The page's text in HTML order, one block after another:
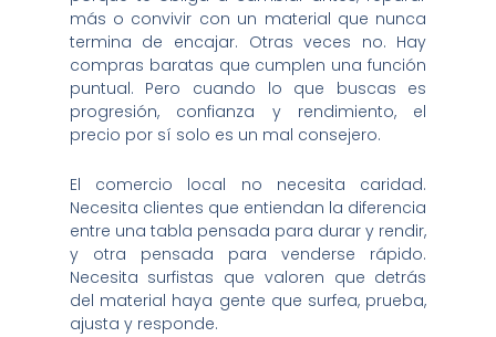
más o convivir con un material que nunca
termina de encajar. Otras veces no. Hay
compras baratas que cumplen una función
puntual. Pero cuando lo que buscas es
progresión, confianza y rendimiento, el
precio por sí solo es un mal consejero.
El comercio local no necesita caridad.
Necesita clientes que entiendan la diferencia
entre una tabla pensada para durar y rendir,
y otra pensada para venderse rápido.
Necesita surfistas que valoren que detrás
del material haya gente que surfea, prueba,
ajusta y responde.